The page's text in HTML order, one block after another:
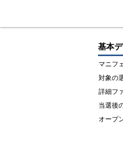
基本
マニフ
対象の
詳細フ
当選後
オープ